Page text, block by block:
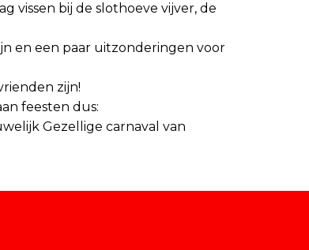
vissen bij de slothoeve vijver, de
en een paar uitzonderingen voor
zijn!
feesten dus:
Gezellige carnaval van